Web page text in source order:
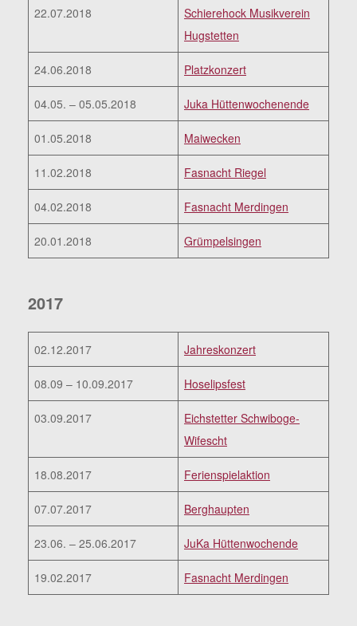
22.07.2018
Schierehock Musikverein
Hugstetten
24.06.2018 Platzkonzert
04.05. – 05.05.2018 Juka Hüttenwochenende
01.05.2018 Maiwecken
11.02.2018 Fasnacht Riegel
04.02.2018 Fasnacht Merdingen
20.01.2018 Grümpelsingen
2017
02.12.2017 Jahreskonzert
08.09 – 10.09.2017 Hoselipsfest
03.09.2017
Eichstetter Schwiboge-
Wifescht
18.08.2017 Ferienspielaktion
07.07.2017 Berghaupten
23.06. – 25.06.2017 JuKa Hüttenwochende
19.02.2017 Fasnacht Merdingen